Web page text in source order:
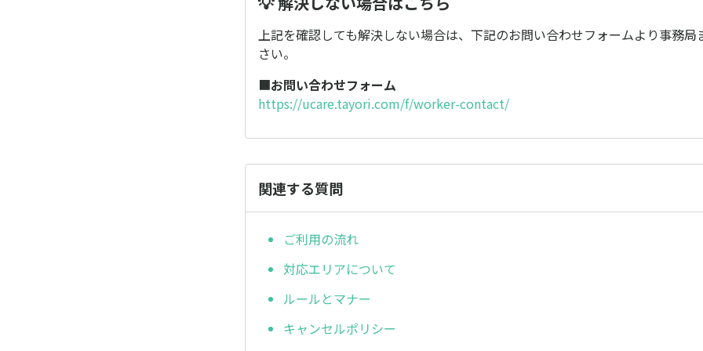
上記を確認しても解決しない場合は、下記のお問い合わせフォームより事務局
さい。
■お問い合わせフォーム
https://ucare.tayori.com/f/worker-contact/
関連する質問
ご利用の流れ
対応エリアについて
ルールとマナー
キャンセルポリシー